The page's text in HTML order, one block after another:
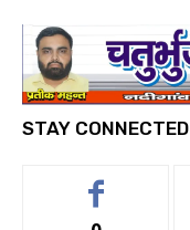
STAY CONNECTED